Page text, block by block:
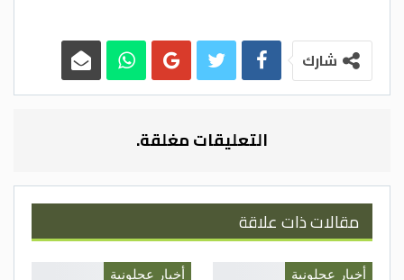
لوحة فنية وطنية تُجسد معاني العز والافتخار
للتضحيات والبطولات التي سطرها نشامى
القوات المسلحة الاردنية على امتداد عمر
الركن المتقاعد حبيب مقطش دروع تكريمية
لكل من رئيسة مركز شابات صخرة عبير المومني
، ورئيسة مركز شابات عجلون سهير القضاه
تقديرا لمشاركة أعضاء المركزين الفاعلة بيوم
شارك
التعليقات مغلقة.
مقالات ذات علاقة
أخبار عجلونية أخبار عجلونية